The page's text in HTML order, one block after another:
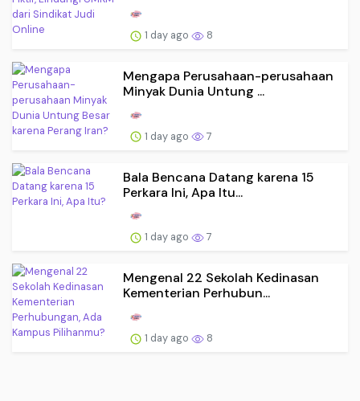
1 day ago 8
Mengapa Perusahaan-perusahaan
Minyak Dunia Untung ...
1 day ago 7
Bala Bencana Datang karena 15
Perkara Ini, Apa Itu...
1 day ago 7
Mengenal 22 Sekolah Kedinasan
Kementerian Perhubun...
1 day ago 8